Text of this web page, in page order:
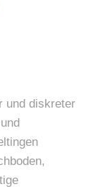
und diskreter